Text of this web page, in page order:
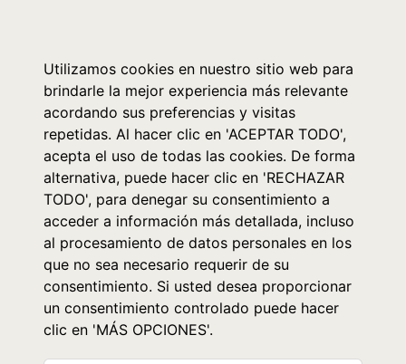
Utilizamos cookies en nuestro sitio web para
brindarle la mejor experiencia más relevante
acordando sus preferencias y visitas
repetidas. Al hacer clic en 'ACEPTAR TODO',
acepta el uso de todas las cookies. De forma
alternativa, puede hacer clic en 'RECHAZAR
TODO', para denegar su consentimiento a
acceder a información más detallada, incluso
al procesamiento de datos personales en los
que no sea necesario requerir de su
consentimiento. Si usted desea proporcionar
un consentimiento controlado puede hacer
clic en 'MÁS OPCIONES'.